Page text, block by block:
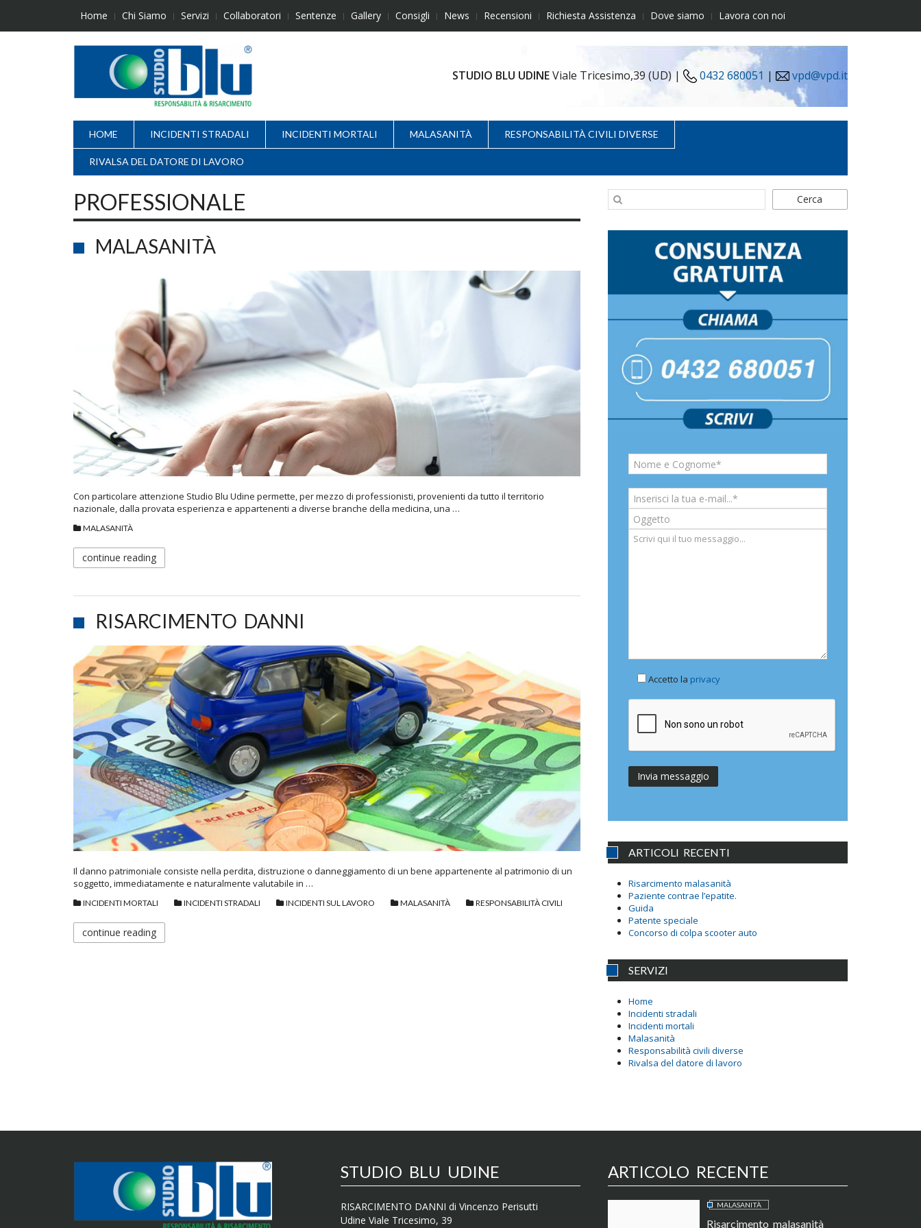
content
Home Chi Siamo Servizi Collaboratori Sentenze Gallery Consigli News Recensioni Richiesta Assistenza Dove siamo Lavora con noi
STUDIO BLU UDINEViale Tricesimo,39 (UD) | 0432 680051 | vpd@vpd.it
HOME INCIDENTI STRADALI INCIDENTI MORTALI MALASANITÀ RESPONSABILITÀ CIVILI DIVERSE
RIVALSA DEL DATORE DI LAVORO
PROFESSIONALE
MALASANITÀ
Con particolare attenzione Studio Blu Udine permette, per mezzo di professionisti, provenienti da tutto il territorio
nazionale, dalla provata esperienza e appartenenti a diverse branche della medicina, una …
MALASANITÀ
continue reading
RISARCIMENTO DANNI
Il danno patrimoniale consiste nella perdita, distruzione o danneggiamento di un bene appartenente al patrimonio di un
soggetto, immediatamente e naturalmente valutabile in …
INCIDENTI MORTALI INCIDENTI STRADALI INCIDENTI SUL LAVORO MALASANITÀ RESPONSABILITÀ CIVILI
continue reading
Cerca
Accetto la privacy
ARTICOLI RECENTI
Risarcimento malasanità
Paziente contrae l’epatite.
Guida
Patente speciale
Concorso di colpa scooter auto
SERVIZI
Home
Incidenti stradali
Incidenti mortali
Malasanità
Responsabilità civili diverse
Rivalsa del datore di lavoro
STUDIO BLU UDINE
RISARCIMENTO DANNI di Vincenzo Perisutti
Udine Viale Tricesimo, 39
ARTICOLO RECENTE
MALASANITÀ
Risarcimento malasanità